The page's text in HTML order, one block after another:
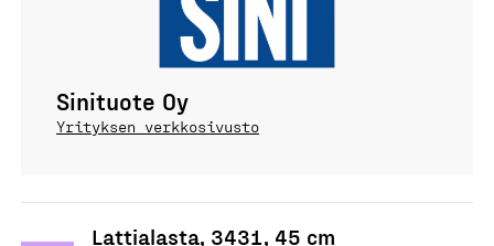
Sinituote Oy
Yrityksen verkkosivusto
Lattialasta, 3431, 45 cm